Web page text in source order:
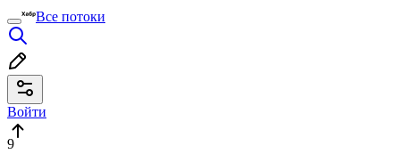
Все потоки
Войти
9